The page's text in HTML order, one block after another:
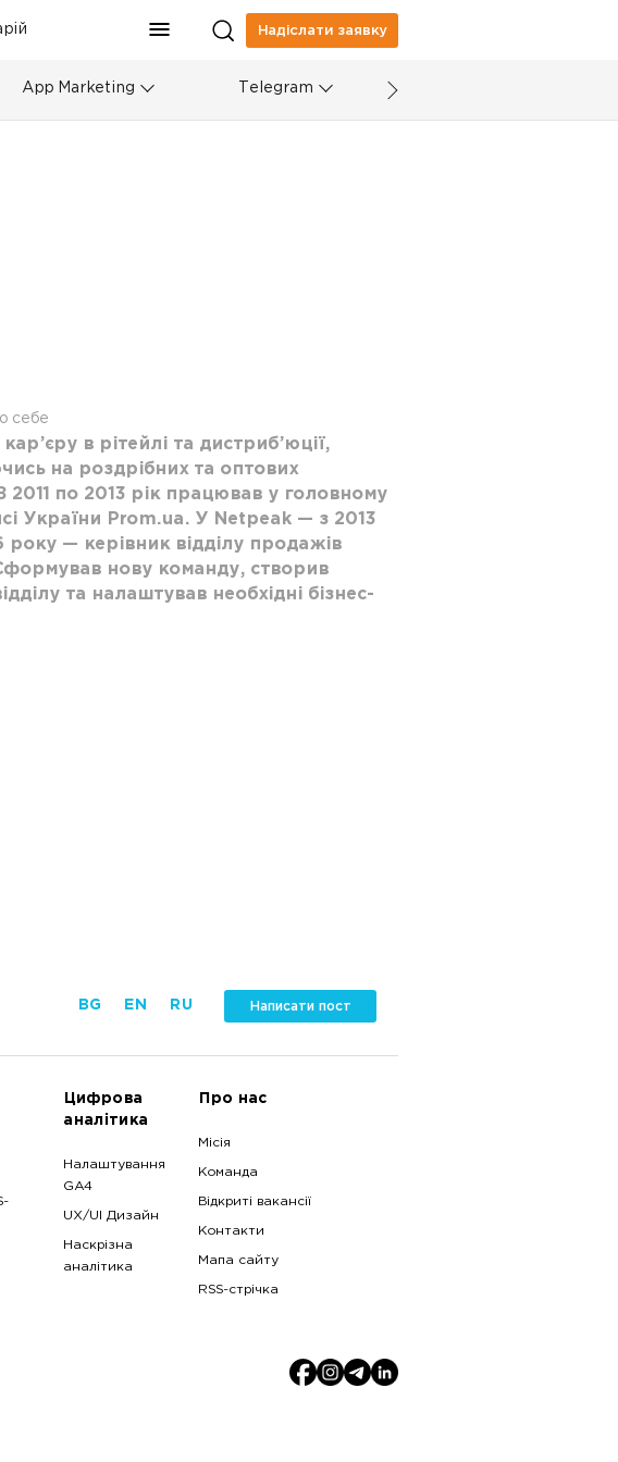
Надіслати заявку
App Marketing Telegram
себе
в рітейлі та дистриб’юції,
на роздрібних та оптових
2011 по 2013 рік працював у головному
України Prom.ua. У Netpeak — з 2013
року — керівник відділу продажів
нову команду, створив
та налаштував необхідні бізнес-
BG EN RU Написати пост
Цифрова
аналітика
Налаштування
GA4
UX/UI Дизайн
Наскрізна
аналітика
Про нас
Місія
Команда
Відкриті вакансії
Контакти
Мапа сайту
RSS-стрічка